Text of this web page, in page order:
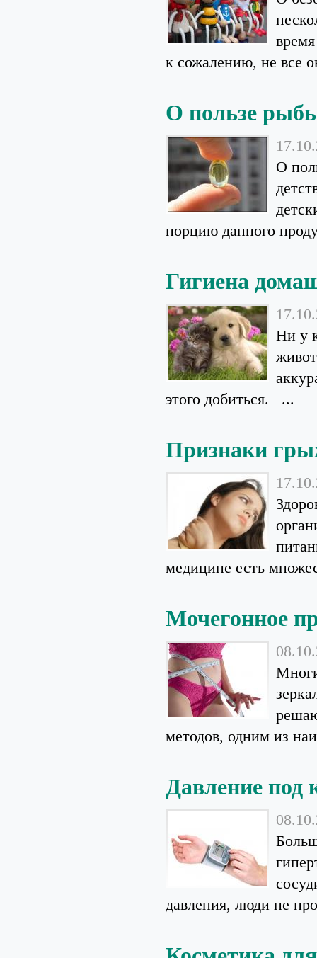
к сожалению, не все
О пользе
О
порцию данного
Гигиена
Ни у
этого добиться. ...
Признаки
медицине есть
Мочегонное
методов, одним из
Давление под
давления, люди не